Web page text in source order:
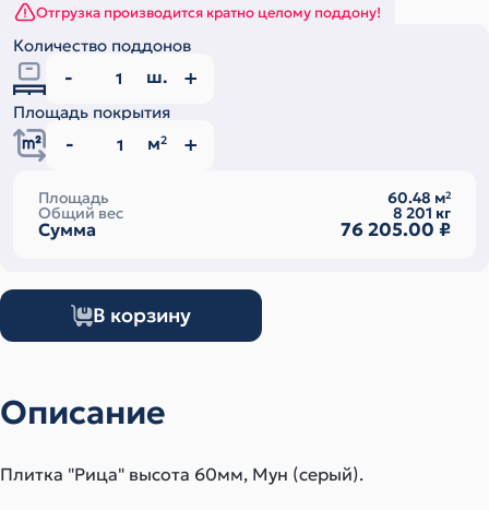
Отгрузка производится кратно целому поддону!
Количество поддонов
ш.
Площадь покрытия
м2
Площадь 60.48 м2
Общий вес 8 201 кг
Сумма 76 205.00 ₽
В корзину
Описание
Плитка "Рица" высота 60мм, Мун (серый).